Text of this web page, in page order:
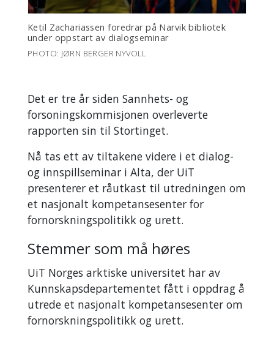
Ketil Zachariassen foredrar på Narvik bibliotek
under oppstart av dialogseminar
PHOTO: JØRN BERGER NYVOLL
Det er tre år siden Sannhets- og
forsoningskommisjonen overleverte
rapporten sin til Stortinget.
Nå tas ett av tiltakene videre i et dialog-
og innspillseminar i Alta, der UiT
presenterer et råutkast til utredningen om
et nasjonalt kompetansesenter for
fornorskningspolitikk og urett.
Stemmer som må høres
UiT Norges arktiske universitet har av
Kunnskapsdepartementet fått i oppdrag å
utrede et nasjonalt kompetansesenter om
fornorskningspolitikk og urett.